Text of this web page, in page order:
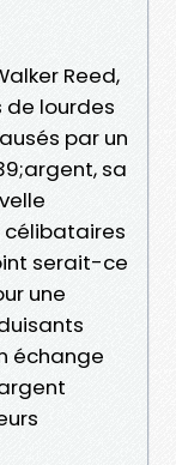
Reed,
de lourdes
par un
sa
célibataires
serait-ce
une
échange